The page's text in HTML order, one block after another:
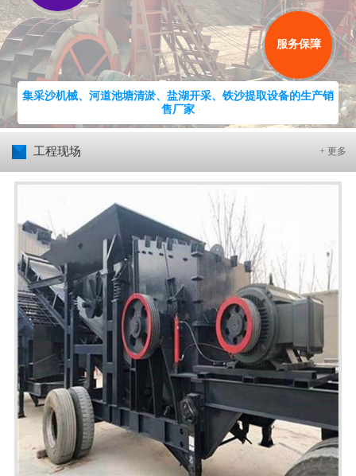
服务保障
集采沙机械、河道池塘清淤、盐湖开采、铁沙提取设备的生产销
售厂家
工程现场 + 更多